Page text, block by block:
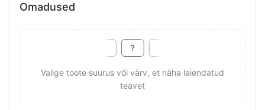
Omadused
Valige toote suurus või värv, et näha laiendatud
teavet